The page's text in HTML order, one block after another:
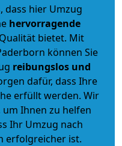
dass hier Umzug
hervorragende
bietet. Mit
können Sie
reibungslos und
dafür, dass Ihre
erfüllt werden. Wir
um Ihnen zu helfen
Ihr Umzug nach
erfolgreicher ist.